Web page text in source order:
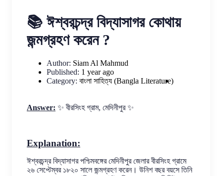
📚 ঈশ্বরচন্দ্র বিদ্যাসাগর কোথায়
জন্মগ্রহণ করেন ?
Author: Siam Al Mahmud
Published: 1 year ago
Category: বাংলা সাহিত্য (Bangla Literature)
Answer: ✨ বীরসিংহ গ্রাম, মেদিনীপুর ✨
Explanation:
ঈশ্বরচন্দ্র বিদ্যাসাগর পশ্চিমবঙ্গের মেদিনীপুর জেলার বীরসিংহ গ্রামে
২৬ সেপ্টেম্বর ১৮২০ সালে জন্মগ্রহণ করেন। উনিশ বছর বয়সে তিনি